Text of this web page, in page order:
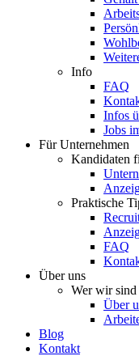
Info
FAQ
Infos
Jobs
Für Unternehmen
Kandidaten
Praktische
FAQ
Über uns
Wer wir sind
Über
Blog
Kontakt